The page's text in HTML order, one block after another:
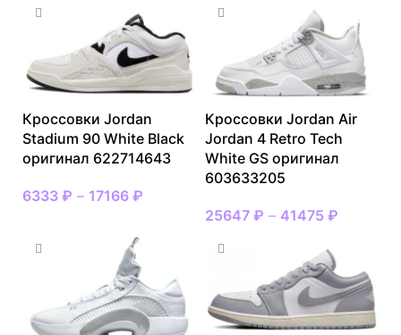
Кроссовки Jordan
Stadium 90 White Black
оригинал 622714643
6333 ₽ – 17166 ₽
Кроссовки Jordan Air
Jordan 4 Retro Tech
White GS оригинал
603633205
25647 ₽ – 41475 ₽